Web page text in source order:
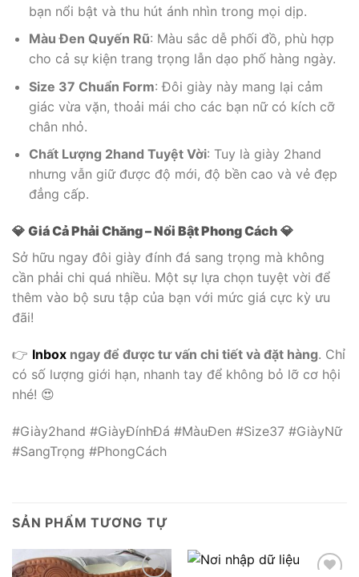
bạn nổi bật và thu hút ánh nhìn trong mọi dịp.
Màu Đen Quyến Rũ: Màu sắc dễ phối đồ, phù hợp
cho cả sự kiện trang trọng lẫn dạo phố hàng ngày.
Size 37 Chuẩn Form: Đôi giày này mang lại cảm
giác vừa vặn, thoải mái cho các bạn nữ có kích cỡ
chân nhỏ.
Chất Lượng 2hand Tuyệt Vời: Tuy là giày 2hand
nhưng vẫn giữ được độ mới, độ bền cao và vẻ đẹp
đẳng cấp.
💎 Giá Cả Phải Chăng – Nổi Bật Phong Cách 💎
Sở hữu ngay đôi giày đính đá sang trọng mà không
cần phải chi quá nhiều. Một sự lựa chọn tuyệt vời để
thêm vào bộ sưu tập của bạn với mức giá cực kỳ ưu
đãi!
👉 Inbox ngay để được tư vấn chi tiết và đặt hàng. Chỉ
có số lượng giới hạn, nhanh tay để không bỏ lỡ cơ hội
nhé! 😍
#Giày2hand #GiàyĐínhĐá #MàuĐen #Size37 #GiàyNữ
#SangTrọng #PhongCách
SẢN PHẨM TƯƠNG TỰ